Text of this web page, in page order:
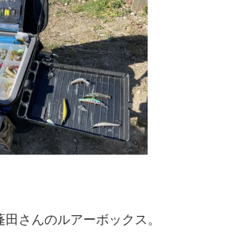
田さんのルアーボックス。